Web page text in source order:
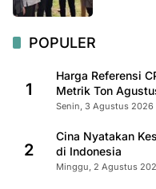
POPULER
1
Harga Referensi
Metrik Ton
Senin, 3 Agustus 2026
2
Cina Nyatakan
di Indonesia
Minggu, 2 Agustus